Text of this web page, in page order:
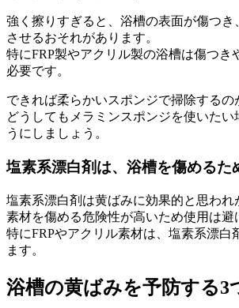
強く擦りすぎると、浴槽の表面が傷つき
させるおそれがあります。
特にFRP製やアクリル製の浴槽は傷つき
必要です。
できれば柔らかいスポンジで掃除するの
どうしてもメラミンスポンジを使いたい
うにしましょう。
塩素系漂白剤は、浴槽を傷めるた
塩素系漂白剤は黄ばみに効果的と思われ
素材を傷める危険性が高いため使用は避
特にFRPやアクリル素材は、塩素系漂白
ます。
浴槽の黄ばみを予防する3